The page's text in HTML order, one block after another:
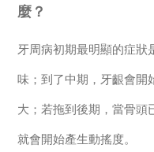
麼？
牙周病初期最明顯的症
味；到了中期，牙齦會開
大；若拖到後期，當骨頭
就會開始產生動搖度。